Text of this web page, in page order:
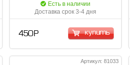
Есть в наличии
Доставка срок 3-4 дня
450 Р купить
Артикул: 81033